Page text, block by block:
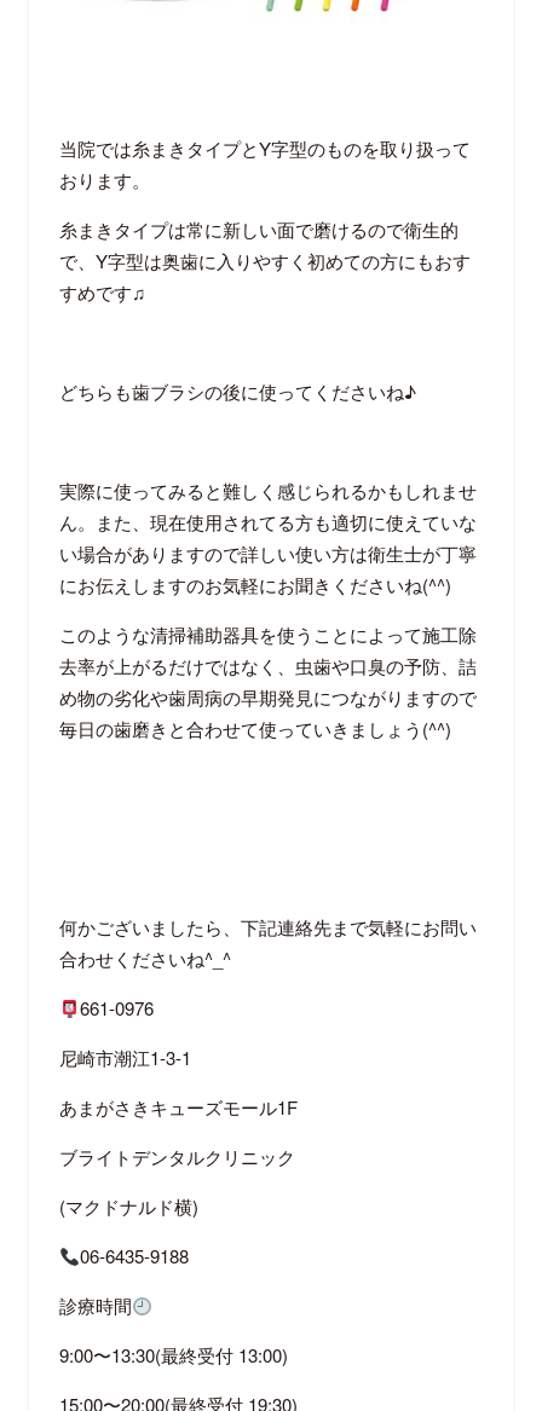
当院では糸まきタイプとY字型のものを取り扱って
おります。
糸まきタイプは常に新しい面で磨けるので衛生的
で、 Y字型は奥歯に入りやすく初めての方にもおす
すめです♫
どちらも歯ブラシの後に使ってくださいね♪
実際に使ってみると難しく感じられるかもしれませ
ん。また、現在使用されてる方も適切に使えていな
い場合がありますので詳しい使い方は衛生士が丁寧
にお伝えしますのお気軽にお聞きくださいね(^^)
このような清掃補助器具を使うことによって施工除
去率が上がるだけではなく、虫歯や口臭の予防、詰
め物の劣化や歯周病の早期発見につながりますので
毎日の歯磨きと合わせて使っていきましょう (^^)
何かございましたら、下記連絡先まで気軽にお問い
合わせくださいね^_^
661-0976
尼崎市潮江1-3-1
あまがさきキューズモール1F
ブライトデンタルクリニック
(マクドナルド横)
06-6435-9188
診療時間
9:00〜13:30(最終受付13:00)
15:00〜20:00(最終受付19:30)